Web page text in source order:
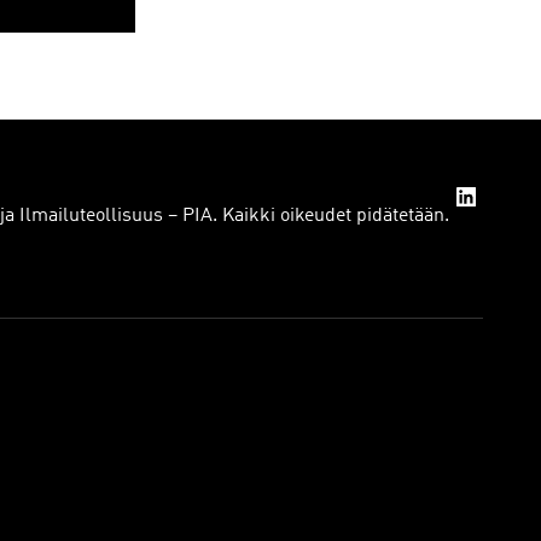
Ilmailuteollisuus – PIA. Kaikki oikeudet pidätetään.